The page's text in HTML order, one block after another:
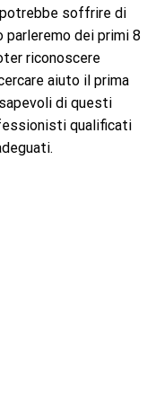
potrebbe soffrire di
dei primi 8
riconoscere
aiuto il prima
di questi
qualificati